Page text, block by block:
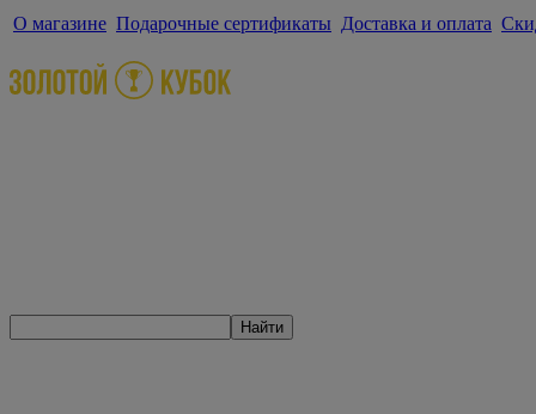
О магазине Подарочные сертификаты Доставка и оплата
Найти